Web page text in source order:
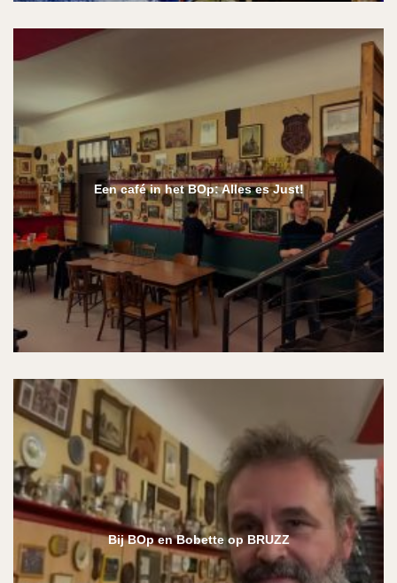
Een café in het BOp: Alles es Just!
Bij BOp en Bobette op BRUZZ